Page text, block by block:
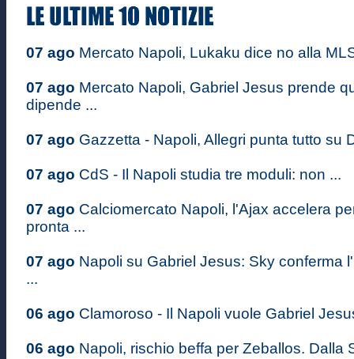
07 ago Mercato Napoli, Lukaku dice no alla
07 ago Mercato Napoli, Gabriel Jesus prende
dipende ...
07 ago Gazzetta - Napoli, Allegri punta tutto su
07 ago CdS - Il Napoli studia tre moduli: non ...
07 ago Calciomercato Napoli, l'Ajax accelera
pronta ...
07 ago Napoli su Gabriel Jesus: Sky conferma
...
06 ago Clamoroso - Il Napoli vuole Gabriel
06 ago Napoli, rischio beffa per Zeballos. Dalla